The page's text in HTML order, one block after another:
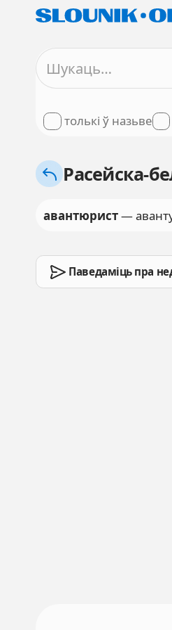
толькі ў назьве
Расейска-
авантюрист— авант
Паведаміць пра